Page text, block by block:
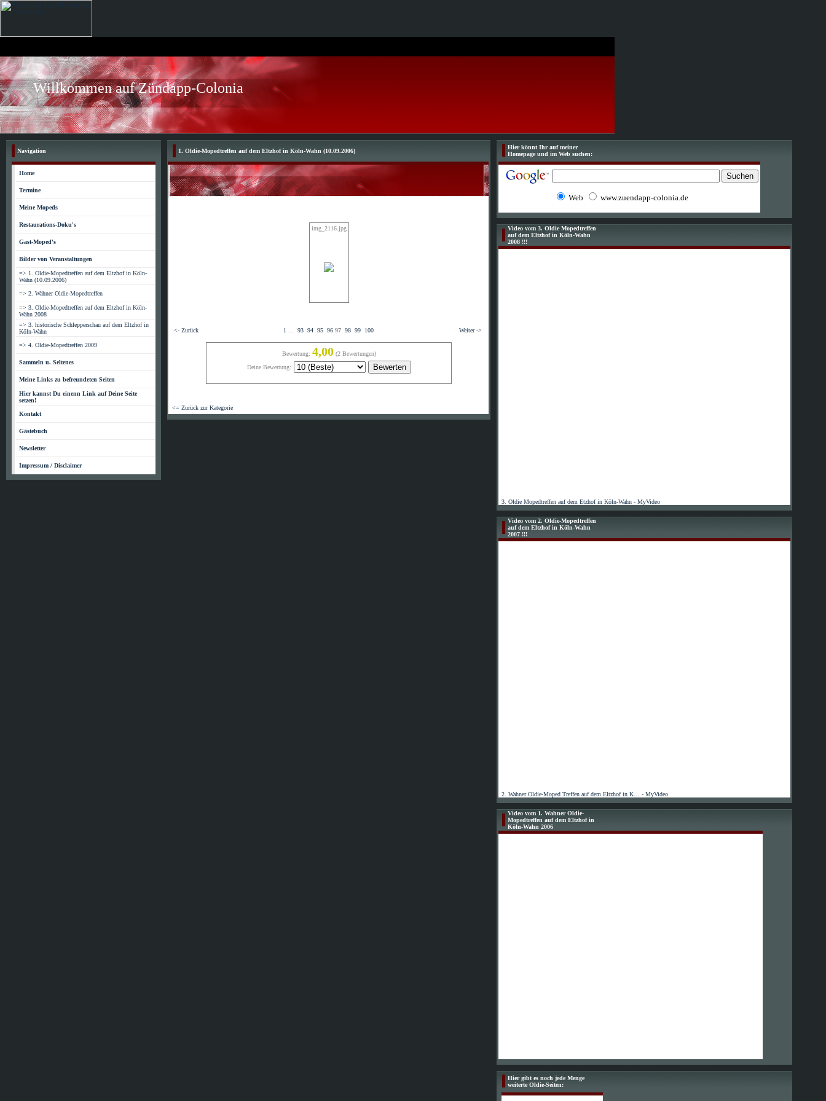
Willkommen auf Zündapp-Colonia
Navigation
Home
Termine
Meine Mopeds
Restaurations-Doku's
Gast-Moped's
Bilder von Veranstaltungen
=> 1. Oldie-Mopedtreffen auf dem Eltzhof in Köln-
Wahn (10.09.2006)
=> 2. Wahner Oldie-Mopedtreffen
=> 3. Oldie-Mopedtreffen auf dem Eltzhof in Köln-
Wahn 2008
=> 3. historische Schlepperschau auf dem Eltzhof in
Köln-Wahn
=> 4. Oldie-Mopedtreffen 2009
Sammeln u. Seltenes
Meine Links zu befreundeten Seiten
Hier kannst Du einenn Link auf Deine Seite
setzen!
Kontakt
Gästebuch
Newsletter
Impressum / Disclaimer
1. Oldie-Mopedtreffen auf dem Eltzhof in Köln-Wahn (10.09.2006)
img_2116.jpg
<- Zurück 1 93 94 95 96 97 98 99 100 Weiter ->
Bewertung: 4,00(2 Bewertungen)
Deine Bewertung:
<= Zurück zur Kategorie
Hier könnt Ihr auf meiner
Homepage und im Web suchen:
Web www.zuendapp-colonia.de
Video vom 3. Oldie Mopedtreffen
auf dem Eltzhof in Köln-Wahn
2008 !!!
3. Oldie Mopedtreffen auf dem Etzhof in Köln-Wahn - MyVideo
Video vom 2. Oldie-Mopedtreffen
auf dem Eltzhof in Köln-Wahn
2007 !!!
2. Wahner Oldie-Moped Treffen auf dem Eltzhof in K… - MyVideo
Video vom 1. Wahner Oldie-
Mopedtreffen auf dem Eltzhof in
Köln-Wahn 2006
Hier gibt es noch jede Menge
weiterte Oldie-Seiten: